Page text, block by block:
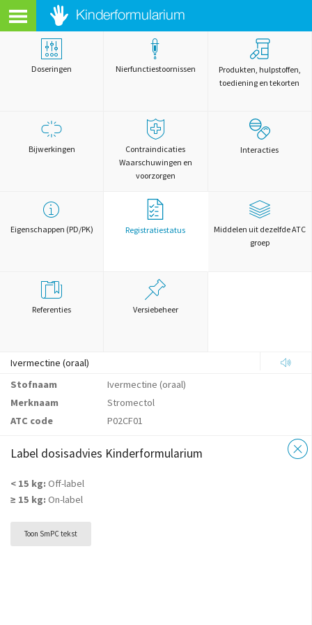
Doseringen Nierfunctiestoornissen
Produkten, hulpstoffen,
toediening en tekorten
Bijwerkingen
Contraindicaties
Waarschuwingen en
voorzorgen
Interacties
Eigenschappen (PD/PK) Registratiestatus
Middelen uit dezelfde ATC
groep
Referenties Versiebeheer
Ivermectine (oraal)
Stofnaam
Ivermectine (oraal)
Merknaam
Stromectol
ATC code
P02CF01
Label dosisadvies Kinderformularium
< 15 kg: Off-label
≥ 15 kg: On-label
Toon SmPC tekst